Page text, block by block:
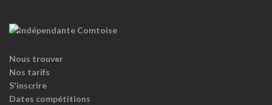
Nous trouver
Nos tarifs
S'inscrire
Dates compétitions